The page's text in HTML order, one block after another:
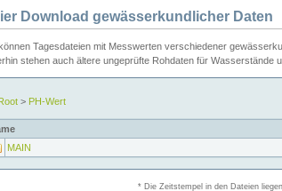
Download gewässerkundlicher Daten
Tagesdateien mit Messwerten verschiedener
stehen auch ältere ungeprüfte Rohdaten für Wasserstände
> PH-Wert
MAIN
* Die Zeitstempel in den Dateien